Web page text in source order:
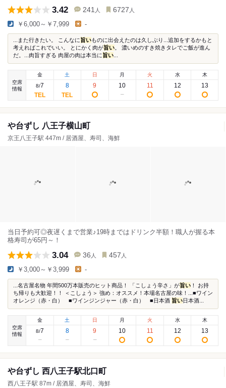
3.42 241 人 6727 人
￥6,000～￥7,999 -
...また行きたい。 こんなに旨いものに出会えたのは久しぶり...追加をするかもと
考えればこれでいい。 とにかく肉が旨い 。 濃いめのすき焼きタレでご飯が進ん
だ。...肉旨すぎる 肉屋の肉は本当に旨い
空席
情報
金
8/7
土
8
日
9
月
10
火
11
水
12
木
13
や台ずし 八王子横山町
京王八王子駅 447m / 居酒屋、寿司、海鮮
当日予約可◎夜遅くまで営業♪19時まではドリンク半額！職人が握る本
格寿司が65円～！
3.04 36 人 457 人
￥3,000～￥3,999 -
...名古屋名物 年間500万本販売のヒット商品！ 「こしょう辛さ」が旨い ！ お持
ち帰りも大歓迎！！ ＜こしょう＞ 強め：オススメ！本場名古屋の味！...■ワイン
オレンジ（赤・白） ■ワインジンジャー（赤・白） ■日本酒 旨い日本酒...
空席
情報
金
8/7
土
8
日
9
月
10
火
11
水
12
木
13
や台ずし 西八王子駅北口町
西八王子駅 87m / 居酒屋、寿司、海鮮